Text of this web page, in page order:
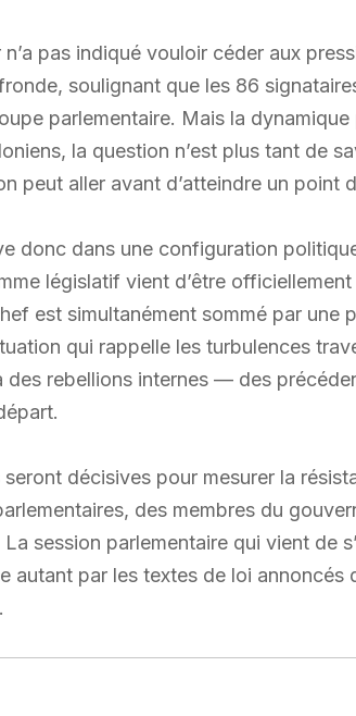
n’a pas indiqué vouloir céder aux
soulignant que les 86
parlementaire. Mais la
la question n’est plus tant de
peut aller avant d’atteindre un point
donc dans une configuration
législatif vient d’être
est simultanément sommé par
qui rappelle les turbulences
rebellions internes — des
décisives pour mesurer la
des membres du
session parlementaire qui vient de
autant par les textes de loi